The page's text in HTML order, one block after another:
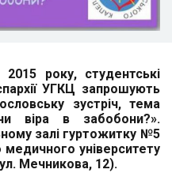
року, студентські
УГКЦ запрошують
зустріч, тема
віра в забобони?».
залі гуртожитку №5
медичного університету
Мечникова, 12).